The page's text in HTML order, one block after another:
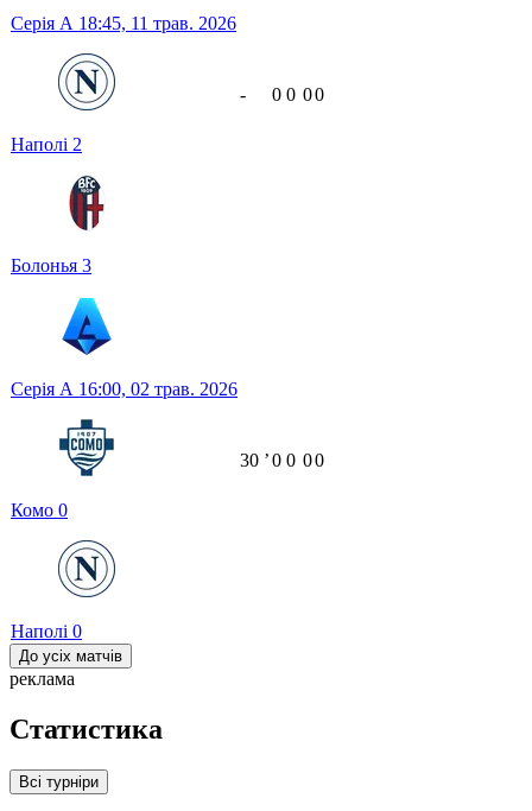
Серія А 18:45, 11 трав. 2026
Наполі 2
Болонья 3
- 0 0 00
Серія А 16:00, 02 трав. 2026
Комо 0
Наполі 0
30 ʼ0 0 00
До усіх матчів
реклама
Статистика
Всі турніри